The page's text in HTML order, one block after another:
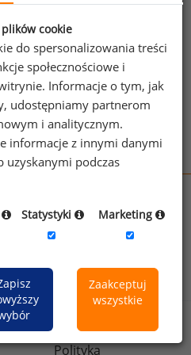
raporty dla
Wykorzystaj kod
kod dostępu weź udział
Wynagrodzeń.
kfw.sedlak.pl
raportyplacowe.pl
Kontakt
Polityka
cookie
do spersonalizowania treści
społecznościowe i
Informacje o tym, jak
udostępniamy partnerom
i analitycznym.
informacje z innymi danymi
uzyskanymi podczas
Statystyki Marketing
Zaakceptuj
wszystkie